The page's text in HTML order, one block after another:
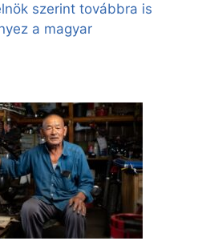
szerint továbbra is
a magyar